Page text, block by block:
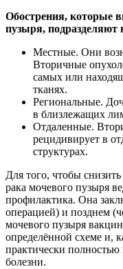
Обострения, которые
пузыря, подразделяют
Местные. Они
Вторичные
самых или
тканях.
Региональные.
в близлежащих
Отдаленные.
рецидивирует в
структурах.
Для того, чтобы
рака мочевого пузыря
профилактика. Она
операцией) и позднем
мочевого пузыря
определённой схеме и,
практически полностью
болезни.